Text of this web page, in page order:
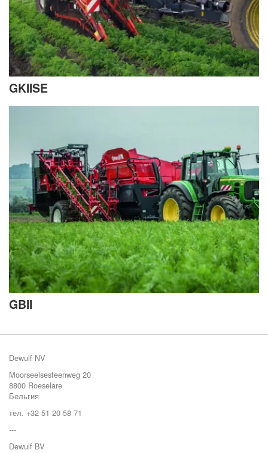
GKIISE
GBII
Dewulf NV
Moorseelsesteenweg 20
8800 Roeselare
Бельгия
тел. +32 51 20 58 71
---
Dewulf BV